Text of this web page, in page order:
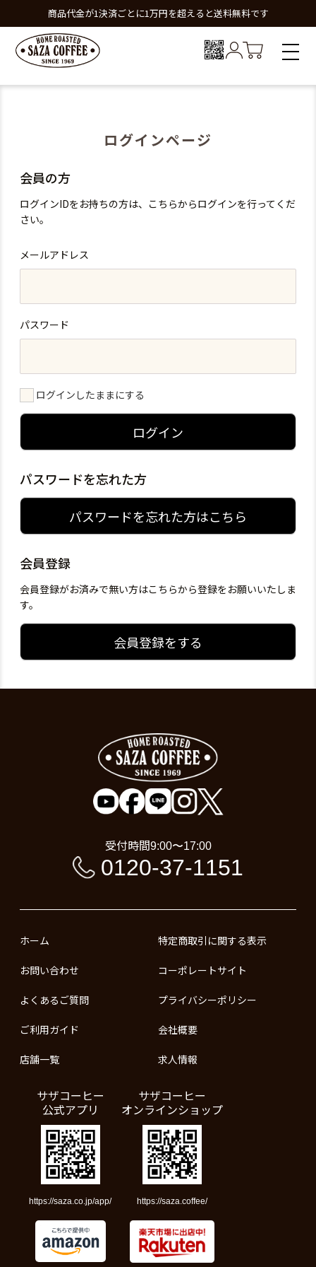
商品代金が1決済ごとに1万円を超えると送料無料です
ログインページ
会員の方
ログインIDをお持ちの方は、こちらからログインを行ってくだ
さい。
メールアドレス
パスワード
ログインしたままにする
ログイン
パスワードを忘れた方
パスワードを忘れた方はこちら
会員登録
会員登録がお済みで無い方はこちらから登録をお願いいたしま
す。
会員登録をする
受付時間9:00〜17:00
0120-37-1151
ホーム
お問い合わせ
よくあるご質問
ご利用ガイド
店舗一覧
特定商取引に関する表示
コーポレートサイト
プライバシーポリシー
会社概要
求人情報
サザコーヒー
公式アプリ
https://saza.co.jp/app/
サザコーヒー
オンラインショップ
https://saza.coffee/